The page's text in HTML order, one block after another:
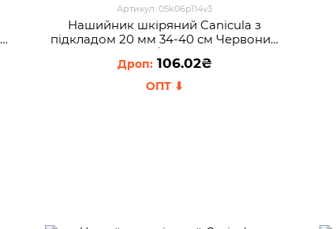
Артикул: 05k06p114v3
Нашийник шкіряний Canicula з
пiдкладом 20 мм 34-40 см Червоний
(2021/201050)
106.02₴